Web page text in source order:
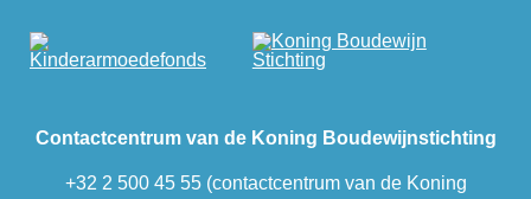
Contactcentrum van de Koning Boudewijnstichting
+32 2 500 45 55 (contactcentrum van de Koning